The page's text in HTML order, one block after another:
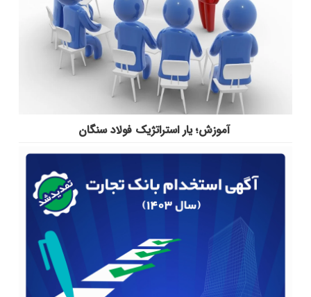
آموزش؛ یار استراتژیک فولاد سنگان